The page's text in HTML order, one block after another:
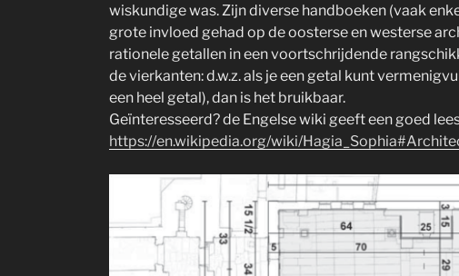
wiskundige was. Zijn diverse handboeken (vaak
grote invloed gehad op de oosterse en westerse
rationele getallen in een voortschrijdende
de vierkanten: d.w.z. als je een getal kunt
een heel getal), dan is het bruikbaar.
Geïnteresseerd? de Engelse wiki geeft een goed
https://en.wikipedia.org/wiki/